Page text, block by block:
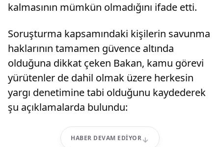
kalmasının mümkün olmadığını ifade etti.
Soruşturma kapsamındaki kişilerin savunma
haklarının tamamen güvence altında
olduğuna dikkat çeken Bakan, kamu görevi
yürütenler de dahil olmak üzere herkesin
yargı denetimine tabi olduğunu kaydederek
şu açıklamalarda bulundu:
HABER DEVAM EDIYOR